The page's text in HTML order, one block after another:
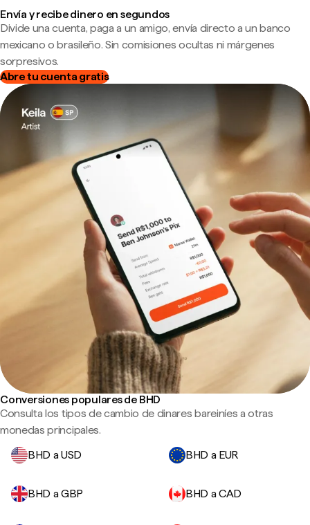
Envía y recibe dinero en segundos
Divide una cuenta, paga a un amigo, envía directo a un banco
mexicano o brasileño. Sin comisiones ocultas ni márgenes
sorpresivos.
Abre tu cuenta gratis
Conversiones populares de BHD
Consulta los tipos de cambio de dinares bareiníes a otras
monedas principales.
BHD a USD
BHD a EUR
BHD a GBP BHD a CAD